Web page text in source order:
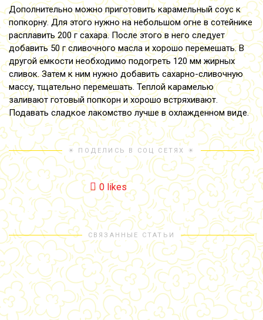
Дополнительно можно приготовить карамельный соус к
попкорну. Для этого нужно на небольшом огне в сотейнике
расплавить 200 г сахара. После этого в него следует
добавить 50 г сливочного масла и хорошо перемешать. В
другой емкости необходимо подогреть 120 мм жирных
сливок. Затем к ним нужно добавить сахарно-сливочную
массу, тщательно перемешать. Теплой карамелью
заливают готовый попкорн и хорошо встряхивают.
Подавать сладкое лакомство лучше в охлажденном виде.
☀ ПОДЕЛИСЬ В СОЦ СЕТЯХ ☀
0 likes
СВЯЗАННЫЕ СТАТЬИ